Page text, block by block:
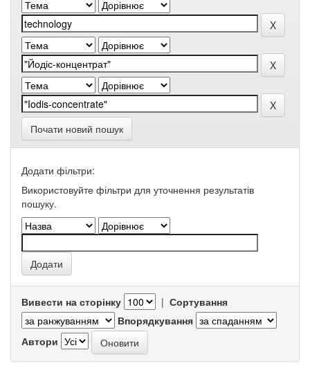
Почати новий пошук
Додати фільтри:
Використовуйте фільтри для уточнення результатів
пошуку.
Вивести на сторінку | Сортування
Впорядкування
Автори